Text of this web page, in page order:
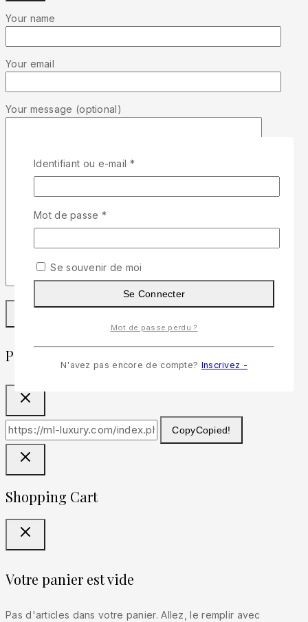
Your name
Your email
Your message (optional)
Partager
CopyCopied!
Identifiant ou e-mail *
Mot de passe *
Se souvenir de moi
Se Connecter
Mot de passe perdu ?
N'avez pas encore de compte? Inscrivez -
Shopping Cart
Votre panier est vide
Pas d'articles dans votre panier. Allez, le remplir avec